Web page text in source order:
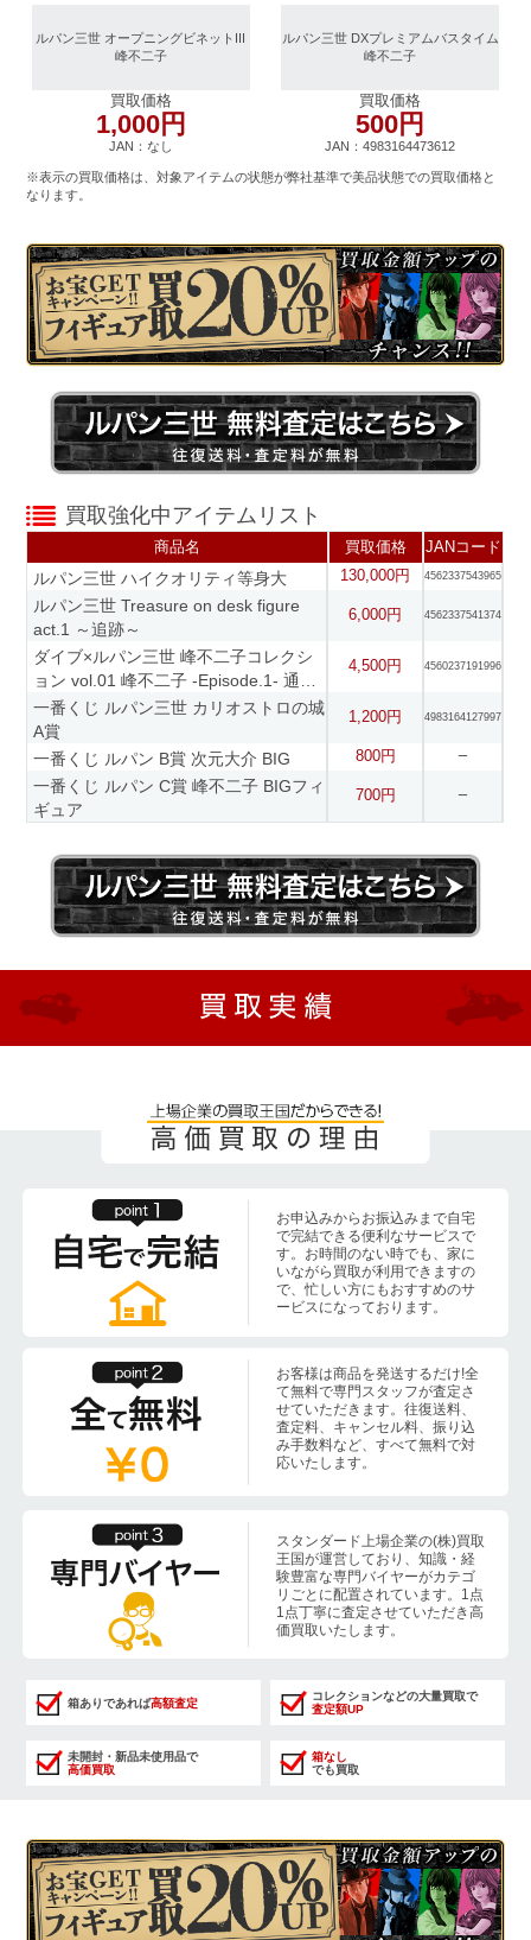
ルパン三世 オープニングビネットIII
峰不二子
買取価格
1,000円
JAN：なし
ルパン三世 DXプレミアムバスタイム
峰不二子
買取価格
500円
JAN：4983164473612
※表示の買取価格は、対象アイテムの状態が弊社基準で美品状態での買取価格と
なります。
買取強化中アイテムリスト
商品名 買取価格 JANコード
ルパン三世 ハイクオリティ等身大 130,000円 4562337543965
ルパン三世 Treasure on desk figure
act.1 ～追跡～
6,000円 4562337541374
ダイブ×ルパン三世 峰不二子コレクシ
ョン vol.01 峰不二子 -Episode.1- 通常
版
4,500円 4560237191996
一番くじ ルパン三世 カリオストロの城
A賞
1,200円 4983164127997
一番くじ ルパン B賞 次元大介 BIG 800円 ー
一番くじ ルパン C賞 峰不二子 BIGフィ
ギュア
700円 ー
お申込みからお振込みまで自宅
で完結できる便利なサービスで
す。お時間のない時でも、家に
いながら買取が利用できますの
で、忙しい方にもおすすめのサ
ービスになっております。
お客様は商品を発送するだけ!全
て無料で専門スタッフが査定さ
せていただきます。往復送料、
査定料、キャンセル料、振り込
み手数料など、すべて無料で対
応いたします。
スタンダード上場企業の(株)買取
王国が運営しており、知識・経
験豊富な専門バイヤーがカテゴ
リごとに配置されています。1点
1点丁寧に査定させていただき高
価買取いたします。
箱ありであれば高額査定
コレクションなどの大量買取で
査定額UP
未開封・新品未使用品で
高価買取
箱なし
でも買取